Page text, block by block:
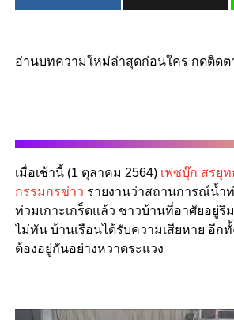
อ่านบทความใหม่ล่าสุดก่อนใคร กดติดตา
เมื่อเช้านี้ (1 ตุลาคม 2564) เฟซบุ๊ก สรยุ
กรรมกรข่าว รายงานว่าสถานการณ์น้ำ
ท่วมเกาะเกร็ดแล้ว ชาวบ้านที่อาศัยอยู่
ไม่ทัน บ้านเรือนได้รับความเสียหาย อีก
ต้องอยู่กันอย่างหวาดระแวง